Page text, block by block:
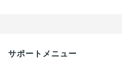
サポートメニュー